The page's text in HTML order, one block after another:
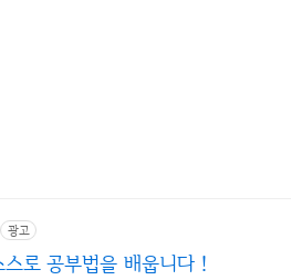
광고
로 공부법을 배웁니다 !